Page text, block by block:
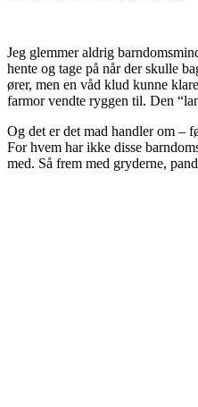
Jeg glemmer aldrig
hente og tage på når der skulle
ører, men en våd klud kunne
farmor vendte ryggen til. Den
Og det er det mad handler om –
For hvem har ikke disse
med. Så frem med gryderne,